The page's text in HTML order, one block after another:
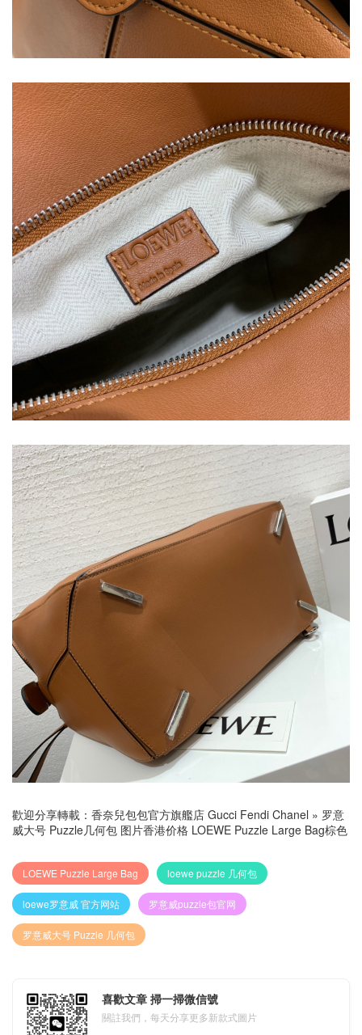
歡迎分享轉載： 香奈兒包包官方旗艦店 Gucci Fendi Chanel » 罗意
威大号 Puzzle几何包 图片香港价格 LOEWE Puzzle Large Bag棕色
LOEWE Puzzle Large Bag loewe puzzle 几何包
loewe罗意威 官方网站 罗意威puzzle包官网
罗意威大号 Puzzle 几何包
喜歡文章 掃一掃微信號
關註我們，每天分享更多新款式圖片